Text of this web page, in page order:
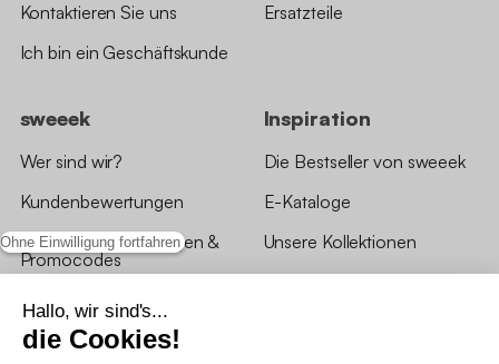
Ohne Einwilligung fortfahren
Hallo, wir sind's...
die Cookies!
Kontaktieren Sie uns
Ich bin ein Geschäftskunde
Ersatzteile
sweeek
Wer sind wir?
Kundenbewertungen
*Angebotsbedingungen &
Promocodes
Bewertungen von sweeek
Unsere Geschäfte
Inspiration
Die Bestseller von sweeek
E-Kataloge
Unsere Kollektionen